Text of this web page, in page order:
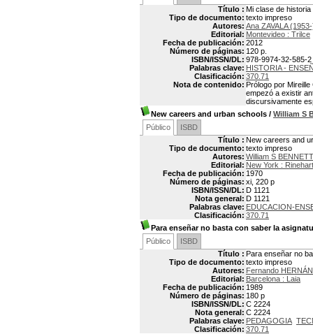
Título : Mi clase de
Tipo de documento: texto impreso
Autores: Ana ZAVALA
Editorial: Montevideo : Trilce
Fecha de publicación: 2012
Número de páginas: 120 p.
ISBN/ISSN/DL: 978-9974-32-585-2
Palabras clave: HISTORIA -
Clasificación: 370.71
Nota de contenido: Prólogo por
empezó a existir
discursivamente
New careers and urban schools / William S
Público
ISBD
Título : New careers and
Tipo de documento: texto impreso
Autores: William S BENNETT
Editorial: New York :
Fecha de publicación: 1970
Número de páginas: xi, 220 p
ISBN/ISSN/DL: D 1121
Nota general: D 1121
Palabras clave: EDUCACION-
Clasificación: 370.71
Para enseñar no basta con saber la
Público
ISBD
Título : Para enseñar no
Tipo de documento: texto impreso
Autores: Fernando
Editorial: Barcelona : Laia
Fecha de publicación: 1989
Número de páginas: 180 p
ISBN/ISSN/DL: C 2224
Nota general: C 2224
Palabras clave: PEDAGOGIA
Clasificación: 370.71